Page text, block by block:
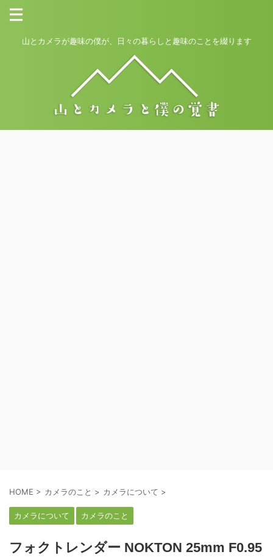
山とカメラが趣味の僕が、日々の暮らしと趣味のことを綴ります
HOME > カメラのこと > カメラについて >
カメラについて カメラのこと
フォクトレンダー NOKTON 25mm F0.95